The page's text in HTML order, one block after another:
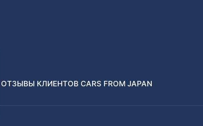
ОТЗЫВЫ КЛИЕНТОВ CARS FROM JAPAN